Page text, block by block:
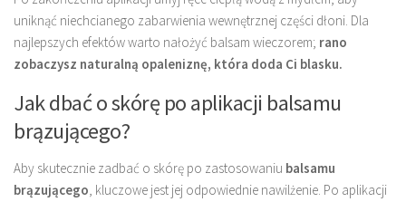
uniknąć niechcianego zabarwienia wewnętrznej części dłoni. Dla
najlepszych efektów warto nałożyć balsam wieczorem; rano
zobaczysz naturalną opaleniznę, która doda Ci blasku.
Jak dbać o skórę po aplikacji balsamu
brązującego?
Aby skutecznie zadbać o skórę po zastosowaniu balsamu
brązującego, kluczowe jest jej odpowiednie nawilżenie. Po aplikacji